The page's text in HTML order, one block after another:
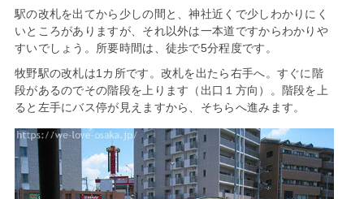
駅の改札を出てから少しの間と、神社近くで少しわかりにく
いところがありますが、それ以外は一本道ですからわかりや
すいでしょう。所要時間は、徒歩で5分程度です。
牧野駅の改札は1カ所です。改札を出たら右手へ。すぐに階
段があるのでその階段を上ります（出口１方向）。階段を上
ると左手にバス停が見えますから、そちらへ進みます。